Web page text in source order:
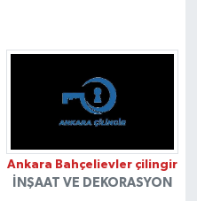
Ankara Bahçelievler çilingir
İNŞAAT VE DEKORASYON